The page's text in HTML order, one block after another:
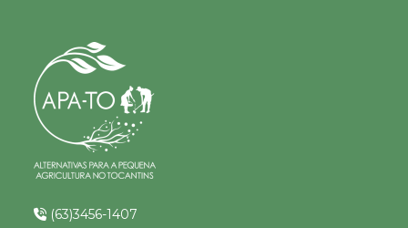
(63)3456-1407